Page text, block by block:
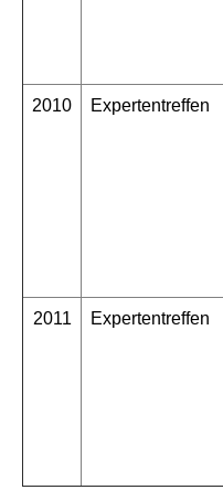
2010 Expertentreffen
2011 Expertentreffen